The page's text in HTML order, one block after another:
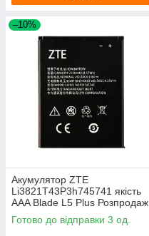
–10%
Акумулятор ZTE
Li3821T43P3h745741 якість
AAA Blade L5 Plus Розпродаж
Готово до відправки 3 од.